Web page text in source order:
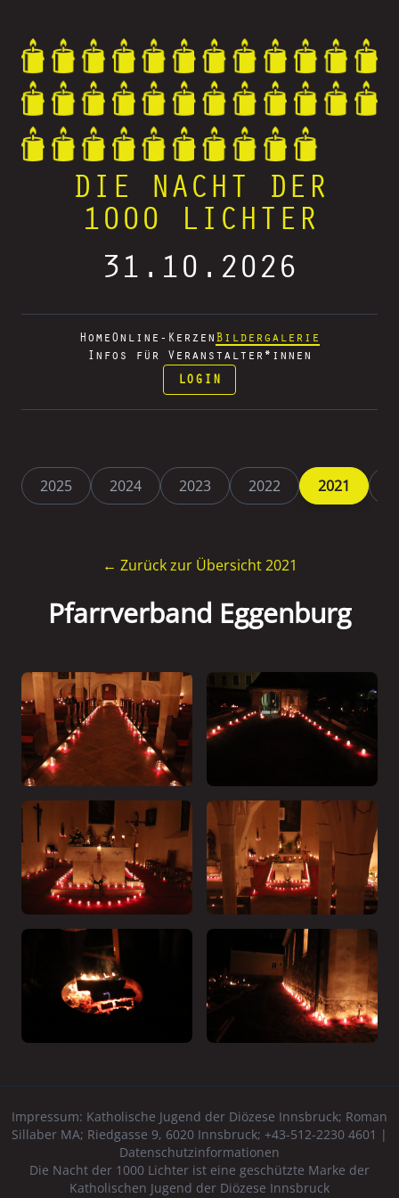
DIE NACHT DER
1000 LICHTER
31.10.2026
Home Online-Kerzen Bildergalerie
Infos für Veranstalter*innen
LOGIN
2025 2024 2023 2022 2021
← Zurück zur Übersicht 2021
Pfarrverband Eggenburg
Impressum: Katholische Jugend der Diözese Innsbruck; Roman
Sillaber MA; Riedgasse 9, 6020 Innsbruck; +43-512-2230 4601 |
Datenschutzinformationen
Die Nacht der 1000 Lichter ist eine geschützte Marke der
Katholischen Jugend der Diözese Innsbruck